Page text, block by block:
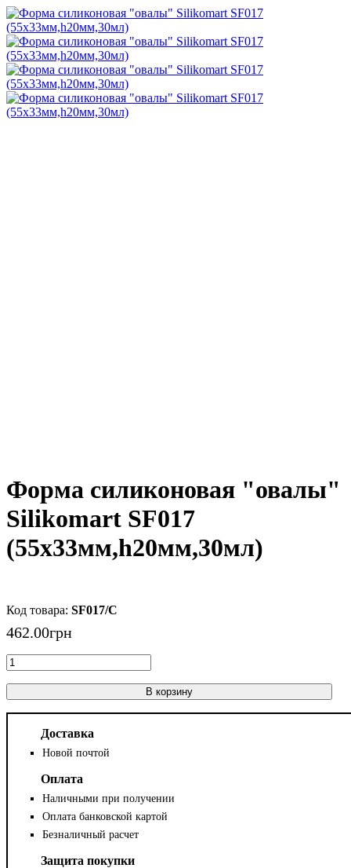
Форма силиконовая "овалы"
Silikomart SF017
(55х33мм,h20мм,30мл)
SF017/C
462.00грн
В корзину
Доставка
Новой почтой
Оплата
Наличными при получении
Оплата банковской картой
Безналичный расчет
Защита покупки